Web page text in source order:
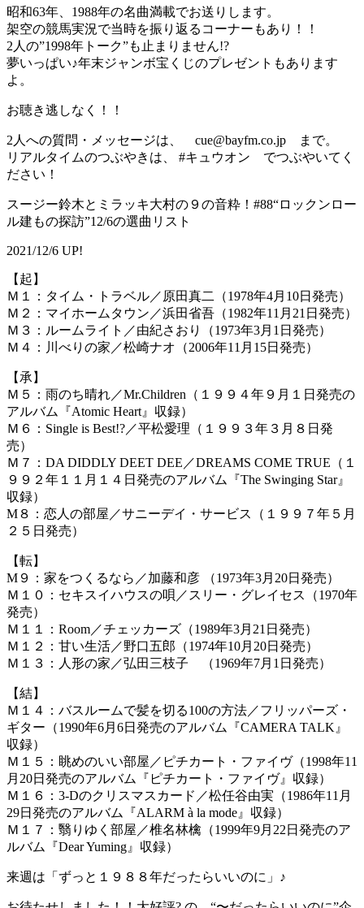
昭和63年、1988年の名曲満載でお送りします。
架空の競馬実況で当時を振り返るコーナーもあり！！
2人の”1998年トーク”も止まりません!?
夢いっぱい♪年末ジャンボ宝くじのプレゼントもあります
よ。
お聴き逃しなく！！
2人への質問・メッセージは、 cue@bayfm.co.jp まで。
リアルタイムのつぶやきは、 #キュウオン でつぶやいてく
ださい！
スージー鈴木とミラッキ大村の９の音粋！#88“ロックンロー
ル建もの探訪”12/6の選曲リスト
2021/12/6 UP!
【起】
Ｍ１：タイム・トラベル／原田真二（1978年4月10日発売）
Ｍ２：マイホームタウン／浜田省吾（1982年11月21日発売）
Ｍ３：ルームライト／由紀さおり（1973年3月1日発売）
Ｍ４：川べりの家／松崎ナオ（2006年11月15日発売）
【承】
Ｍ５：雨のち晴れ／Mr.Children（１９９４年９月１日発売の
アルバム『Atomic Heart』収録）
Ｍ６：Single is Best!?／平松愛理（１９９３年３月８日発
売）
Ｍ７：DA DIDDLY DEET DEE／DREAMS COME TRUE（１
９９２年１１月１４日発売のアルバム『The Swinging Star』
収録）
M８：恋人の部屋／サニーデイ・サービス（１９９７年５月
２５日発売）
【転】
M９：家をつくるなら／加藤和彦 （1973年3月20日発売）
Ｍ１０：セキスイハウスの唄／スリー・グレイセス（1970年
発売）
Ｍ１１：Room／チェッカーズ（1989年3月21日発売）
Ｍ１２：甘い生活／野口五郎（1974年10月20日発売）
Ｍ１３：人形の家／弘田三枝子 （1969年7月1日発売）
【結】
Ｍ１４：バスルームで髪を切る100の方法／フリッパーズ・
ギター（1990年6月6日発売のアルバム『CAMERA TALK』
収録）
Ｍ１５：眺めのいい部屋／ピチカート・ファイヴ（1998年11
月20日発売のアルバム『ピチカート・ファイヴ』収録）
Ｍ１６：3-Dのクリスマスカード／松任谷由実（1986年11月
29日発売のアルバム『ALARM à la mode』収録）
Ｍ１７：翳りゆく部屋／椎名林檎（1999年9月22日発売のア
ルバム『Dear Yuming』収録）
来週は「ずっと１９８８年だったらいいのに」♪